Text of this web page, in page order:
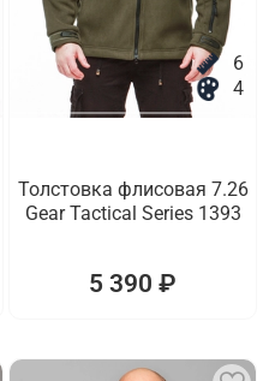
6
4
Толстовка флисовая 7.26
Gear Tactical Series 1393
5 390 ₽